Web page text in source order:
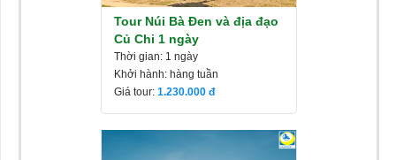
Tour Núi Bà Đen và địa đạo
Củ Chi 1 ngày
Thời gian: 1 ngày
Khởi hành: hàng tuần
Giá tour: 1.230.000